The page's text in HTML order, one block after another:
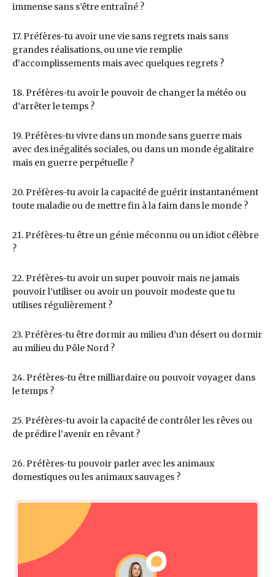
immense sans s’être entraîné ?
17. Préfères-tu avoir une vie sans regrets mais sans
grandes réalisations, ou une vie remplie
d’accomplissements mais avec quelques regrets ?
18. Préfères-tu avoir le pouvoir de changer la météo ou
d’arrêter le temps ?
19. Préfères-tu vivre dans un monde sans guerre mais
avec des inégalités sociales, ou dans un monde égalitaire
mais en guerre perpétuelle ?
20. Préfères-tu avoir la capacité de guérir instantanément
toute maladie ou de mettre fin à la faim dans le monde ?
21. Préfères-tu être un génie méconnu ou un idiot célèbre
?
22. Préfères-tu avoir un super pouvoir mais ne jamais
pouvoir l’utiliser ou avoir un pouvoir modeste que tu
utilises régulièrement ?
23. Préfères-tu être dormir au milieu d’un désert ou dormir
au milieu du Pôle Nord ?
24. Préfères-tu être milliardaire ou pouvoir voyager dans
le temps ?
25. Préfères-tu avoir la capacité de contrôler les rêves ou
de prédire l’avenir en rêvant ?
26. Préfères-tu pouvoir parler avec les animaux
domestiques ou les animaux sauvages ?